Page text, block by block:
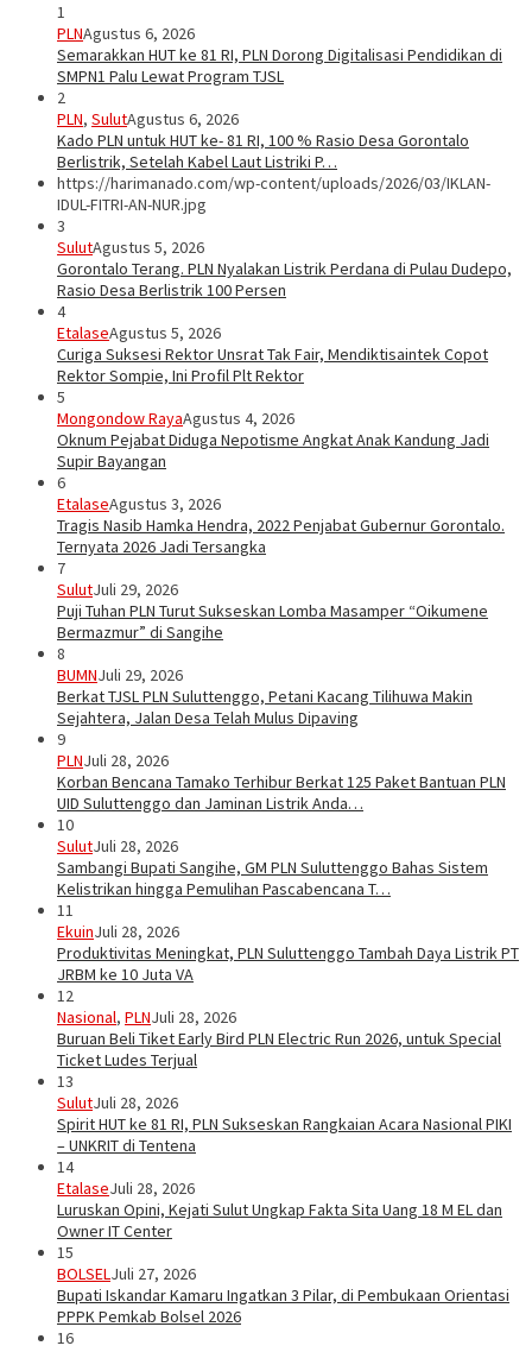
1
PLNAgustus 6, 2026
Semarakkan HUT ke 81 RI, PLN Dorong Digitalisasi Pendidikan di
SMPN1 Palu Lewat Program TJSL
2
PLN, SulutAgustus 6, 2026
Kado PLN untuk HUT ke- 81 RI, 100 % Rasio Desa Gorontalo
Berlistrik, Setelah Kabel Laut Listriki P…
https://harimanado.com/wp-content/uploads/2026/03/IKLAN-
IDUL-FITRI-AN-NUR.jpg
3
SulutAgustus 5, 2026
Gorontalo Terang. PLN Nyalakan Listrik Perdana di Pulau Dudepo,
Rasio Desa Berlistrik 100 Persen
4
EtalaseAgustus 5, 2026
Curiga Suksesi Rektor Unsrat Tak Fair, Mendiktisaintek Copot
Rektor Sompie, Ini Profil Plt Rektor
5
Mongondow RayaAgustus 4, 2026
Oknum Pejabat Diduga Nepotisme Angkat Anak Kandung Jadi
Supir Bayangan
6
EtalaseAgustus 3, 2026
Tragis Nasib Hamka Hendra, 2022 Penjabat Gubernur Gorontalo.
Ternyata 2026 Jadi Tersangka
7
SulutJuli 29, 2026
Puji Tuhan PLN Turut Sukseskan Lomba Masamper “Oikumene
Bermazmur” di Sangihe
8
BUMNJuli 29, 2026
Berkat TJSL PLN Suluttenggo, Petani Kacang Tilihuwa Makin
Sejahtera, Jalan Desa Telah Mulus Dipaving
9
PLNJuli 28, 2026
Korban Bencana Tamako Terhibur Berkat 125 Paket Bantuan PLN
UID Suluttenggo dan Jaminan Listrik Anda…
10
SulutJuli 28, 2026
Sambangi Bupati Sangihe, GM PLN Suluttenggo Bahas Sistem
Kelistrikan hingga Pemulihan Pascabencana T…
11
EkuinJuli 28, 2026
Produktivitas Meningkat, PLN Suluttenggo Tambah Daya Listrik PT
JRBM ke 10 Juta VA
12
Nasional, PLNJuli 28, 2026
Buruan Beli Tiket Early Bird PLN Electric Run 2026, untuk Special
Ticket Ludes Terjual
13
SulutJuli 28, 2026
Spirit HUT ke 81 RI, PLN Sukseskan Rangkaian Acara Nasional PIKI
– UNKRIT di Tentena
14
EtalaseJuli 28, 2026
Luruskan Opini, Kejati Sulut Ungkap Fakta Sita Uang 18 M EL dan
Owner IT Center
15
BOLSELJuli 27, 2026
Bupati Iskandar Kamaru Ingatkan 3 Pilar, di Pembukaan Orientasi
PPPK Pemkab Bolsel 2026
16